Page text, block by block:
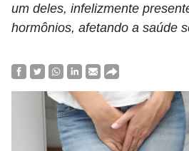
um deles, infelizmente
hormônios, afetando a saúde